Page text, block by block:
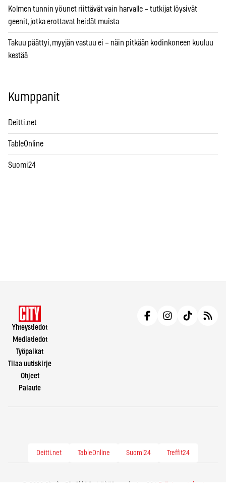
Kolmen tunnin yöunet riittävät vain harvalle – tutkijat löysivät
geenit, jotka erottavat heidät muista
Takuu päättyi, myyjän vastuu ei – näin pitkään kodinkoneen kuuluu
kestää
Kumppanit
Deitti.net
TableOnline
Suomi24
Yhteystiedot
Mediatiedot
Työpaikat
Tilaa uutiskirje
Ohjeet
Palaute
Deitti.net TableOnline Suomi24 Treffit24